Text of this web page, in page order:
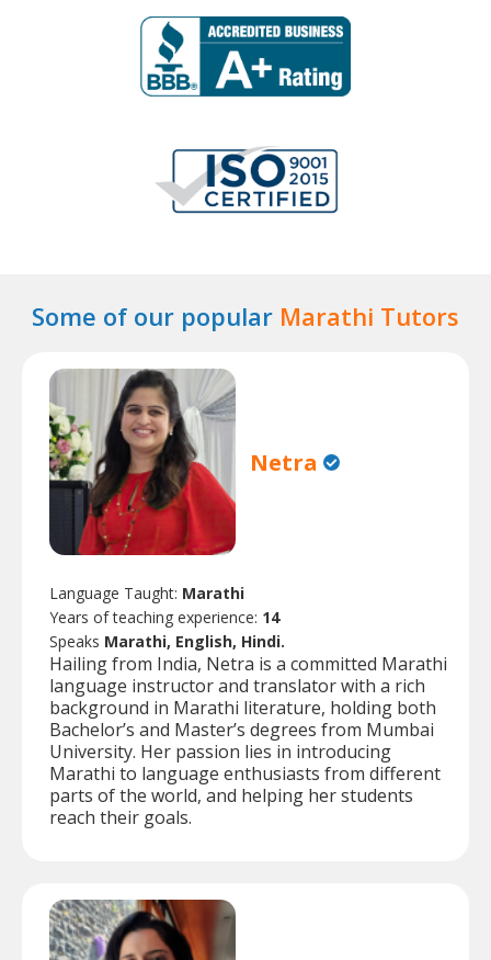
Some of our popular Marathi Tutors
Netra
Language Taught: Marathi
Years of teaching experience: 14
Speaks Marathi, English, Hindi.
Hailing from India, Netra is a committed Marathi
language instructor and translator with a rich
background in Marathi literature, holding both
Bachelor’s and Master’s degrees from Mumbai
University. Her passion lies in introducing
Marathi to language enthusiasts from different
parts of the world, and helping her students
reach their goals.